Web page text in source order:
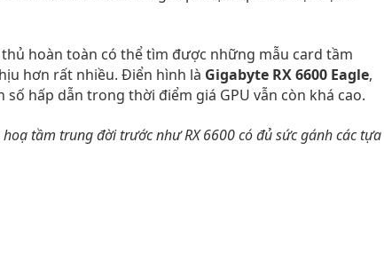
hoàn toàn có thể tìm được những mẫu card tầm
hơn rất nhiều. Điển hình là Gigabyte RX 6600 Eagle,
hấp dẫn trong thời điểm giá GPU vẫn còn khá cao.
tầm trung đời trước như RX 6600 có đủ sức gánh các tựa